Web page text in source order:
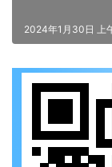
2024年1月30日 上